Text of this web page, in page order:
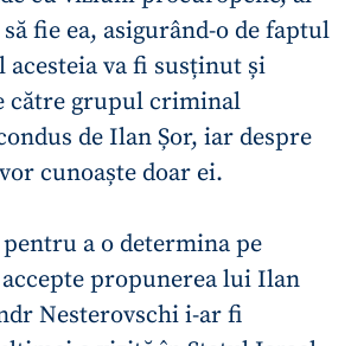
fie ea, asigurând-o de faptul
acesteia va fi susținut și
către grupul criminal
de Ilan Șor, iar despre
cunoaște doar ei.
pentru a o determina pe
accepte propunerea lui Ilan
Nesterovschi i-ar fi